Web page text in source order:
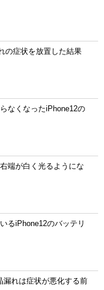
の症状を放置した結果
なくなったiPhone12の
端が白く光るようにな
るiPhone12のバッテリ
漏れは症状が悪化する前